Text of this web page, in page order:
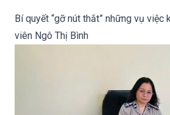
Bí quyết “gỡ nút thắt” những vụ việc
viên Ngô Thị Bình